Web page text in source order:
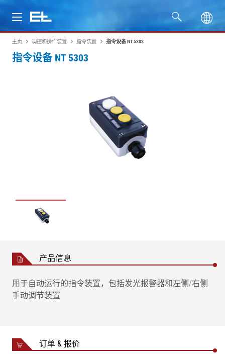
产品
主页 调控和操作装置 指令装置 指令设备 NT 5303
指令设备 NT 5303
产品信息
用于自动运行的指令装置，包括发光报警器和左侧/右侧
手动调节装置
订单 & 报价